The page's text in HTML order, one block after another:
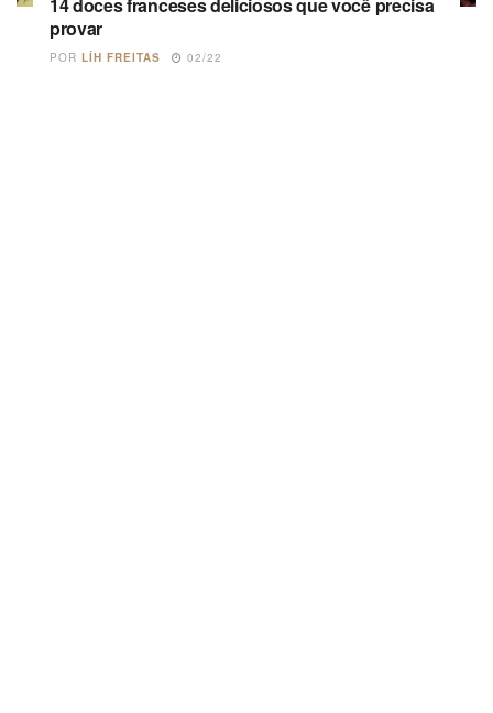
provar
POR LÍH FREITAS 02/22